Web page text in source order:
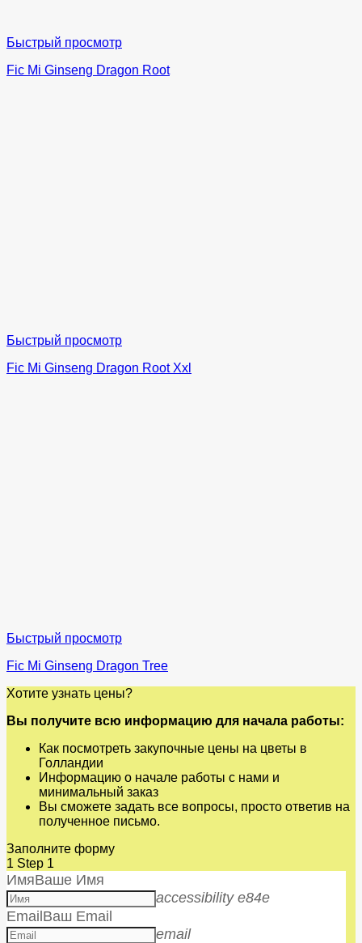
Быстрый просмотр
Fic Mi Ginseng Dragon Root
Быстрый просмотр
Fic Mi Ginseng Dragon Root Xxl
Быстрый просмотр
Fic Mi Ginseng Dragon Tree
Хотите узнать цены?
Вы получите всю информацию для начала работы:
Как посмотреть закупочные цены на цветы в
Голландии
Информацию о начале работы с нами и
минимальный заказ
Вы сможете задать все вопросы, просто ответив на
полученное письмо.
Заполните форму
1 Step 1
ИмяВаше Имя
accessibility e84e
EmailВаш Email
email